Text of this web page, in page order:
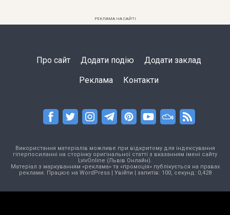
РЕКЛАМА НА САЙТІ
Про сайт Додати подію Додати заклад
Реклама Контакти
Використання матеріалів можливе при відкритому для індексування
гіперпосиланні на сторінку оригінальної статті з вказанням імені сайту
LvivOnline (Львів Онлайн).
Матеріал з маркуванням «реклама» та «промоція» публікується на правах
реклами. Працює на WordPress| Увійти | запитів: 100, секунд: 0,428